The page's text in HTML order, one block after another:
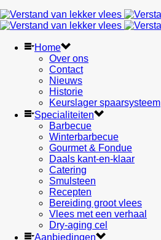
Home
Over ons
Contact
Nieuws
Historie
Keurslager spaarsysteem
Specialiteiten
Barbecue
Winterbarbecue
Gourmet & Fondue
Daals kant-en-klaar
Catering
Smulsteen
Recepten
Bereiding groot vlees
Vlees met een verhaal
Dry-aging cel
Aanbiedingen